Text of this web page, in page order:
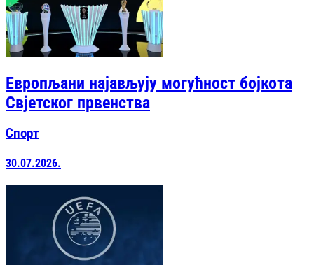
Европљани најављују могућност бојкота
Свјетског првенства
Спорт
30.07.2026.